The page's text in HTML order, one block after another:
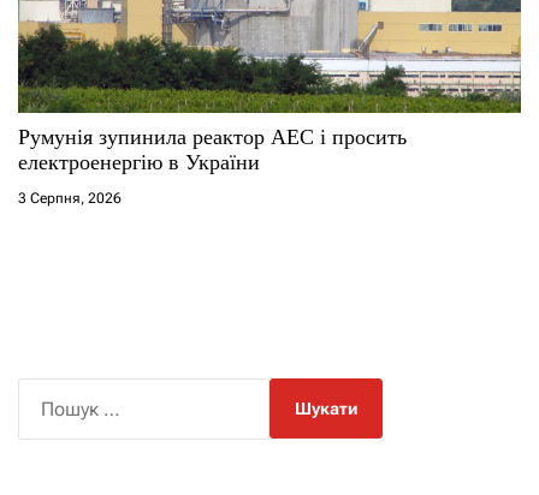
Румунія зупинила реактор АЕС і просить
електроенергію в України
3 Серпня, 2026